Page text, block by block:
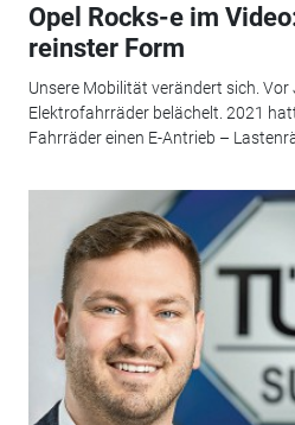
Opel Rocks-e im
reinster Form
Unsere Mobilität verändert sich.
Elektrofahrräder belächelt. 2021
Fahrräder einen E-Antrieb –